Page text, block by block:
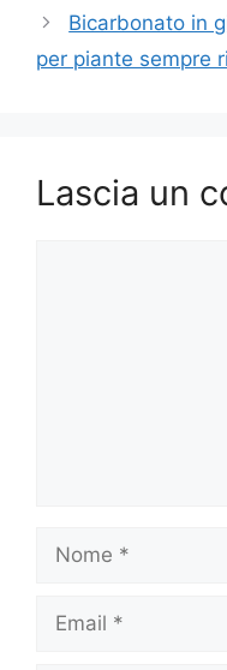
Bicarbonato in
per piante sempre
Lascia un